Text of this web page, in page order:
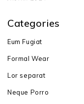
Categories
Eum Fugiat
Formal Wear
Lor separat
Neque Porro